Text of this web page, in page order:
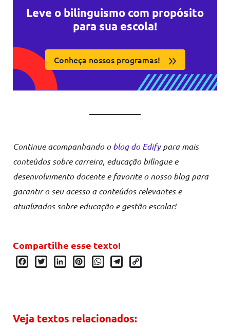
Leve o bilinguismo com propósito
para sua escola!
Conheça nossos programas!
Continue acompanhando oblog do Edifypara mais
conteúdos sobre carreira, educação bilíngue e
desenvolvimento docente e favorite o nosso blog para
garantir o seu acesso a conteúdos relevantes e
atualizados sobre educação e gestão escolar!
Compartilhe esse texto!
Veja textos relacionados: